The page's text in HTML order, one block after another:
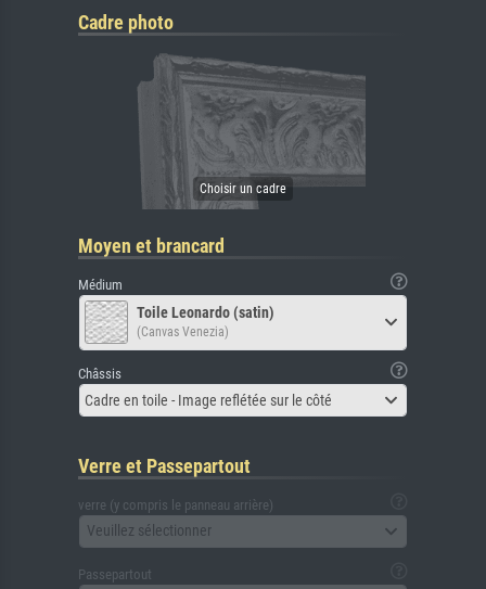
Cadre photo
Moyen et brancard
Médium
Toile Leonardo (satin)
(Canvas Venezia)
Châssis
Cadre en toile - Image reflétée sur le côté
Verre et Passepartout
verre (y compris le panneau arrière)
Veuillez sélectionner
Passepartout